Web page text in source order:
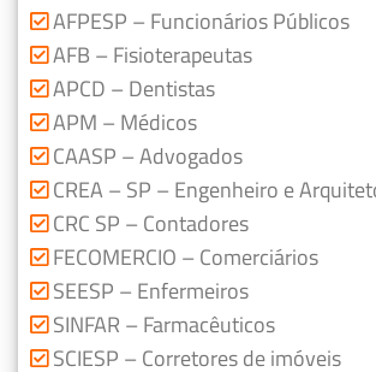
AFPESP – Funcionários Públicos
AFB – Fisioterapeutas
APCD – Dentistas
APM – Médicos
CAASP – Advogados
CREA – SP – Engenheiro e
CRC SP – Contadores
FECOMERCIO – Comerciários
SEESP – Enfermeiros
SINFAR – Farmacêuticos
SCIESP – Corretores de imóveis